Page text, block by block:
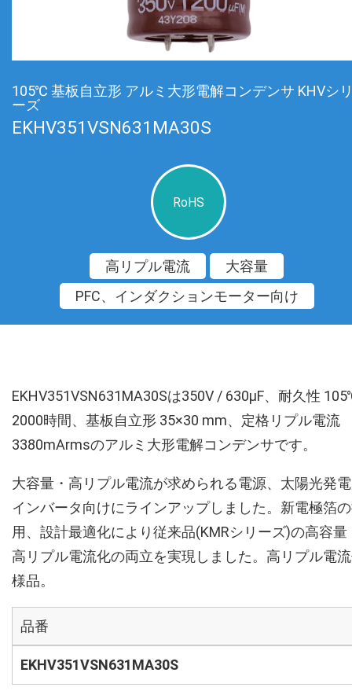
105℃ 基板自立形 アルミ大形電解コンデンサ KHVシ
ーズ
EKHV351VSN631MA30S
RoHS
高リプル電流
大容量
PFC、インダクションモーター向け
EKHV351VSN631MA30Sは350V / 630µF、耐久性
2000時間、基板自立形 35×30 mm、定格リプル電流
3380mArmsのアルミ大形電解コンデンサです。
大容量・高リプル電流が求められる電源、太陽光発
インバータ向けにラインアップしました。新電極箔
用、設計最適化により従来品(KMRシリーズ)の高容量
高リプル電流化の両立を実現しました。高リプル電
様品。
品番
EKHV351VSN631MA30S